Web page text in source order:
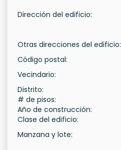
Dirección del edificio:
Otras direcciones del edificio:
Código postal:
Vecindario:
Distrito:
# de pisos:
Año de construcción:
Clase del edificio:
Manzana y lote: